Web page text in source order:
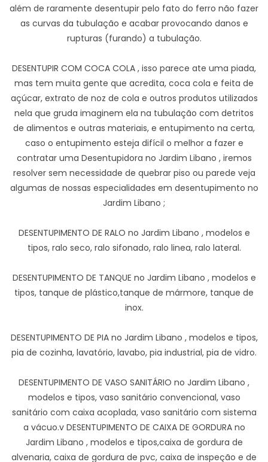
além de raramente desentupir pelo fato do ferro não fazer
as curvas da tubulação e acabar provocando danos e
rupturas (furando) a tubulação.
DESENTUPIR COM COCA COLA , isso parece ate uma piada,
mas tem muita gente que acredita, coca cola e feita de
açúcar, extrato de noz de cola e outros produtos utilizados
nela que gruda imaginem ela na tubulação com detritos
de alimentos e outras materiais, e entupimento na certa,
caso o entupimento esteja difícil o melhor a fazer e
contratar uma Desentupidora no Jardim Libano , iremos
resolver sem necessidade de quebrar piso ou parede veja
algumas de nossas especialidades em desentupimento no
Jardim Libano ;
DESENTUPIMENTO DE RALO no Jardim Libano , modelos e
tipos, ralo seco, ralo sifonado, ralo linea, ralo lateral.
DESENTUPIMENTO DE TANQUE no Jardim Libano , modelos e
tipos, tanque de plástico,tanque de mármore, tanque de
inox.
DESENTUPIMENTO DE PIA no Jardim Libano , modelos e tipos,
pia de cozinha, lavatório, lavabo, pia industrial, pia de vidro.
DESENTUPIMENTO DE VASO SANITÁRIO no Jardim Libano ,
modelos e tipos, vaso sanitário convencional, vaso
sanitário com caixa acoplada, vaso sanitário com sistema
a vácuo.v DESENTUPIMENTO DE CAIXA DE GORDURA no
Jardim Libano , modelos e tipos,caixa de gordura de
alvenaria, caixa de gordura de pvc, caixa de inspeção e de